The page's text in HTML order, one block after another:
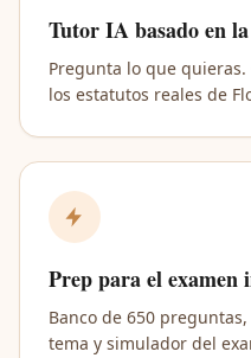
Tutor IA basado en
Pregunta lo que quieras.
los estatutos reales de
Prep para el examen
Banco de 650
tema y simulador del